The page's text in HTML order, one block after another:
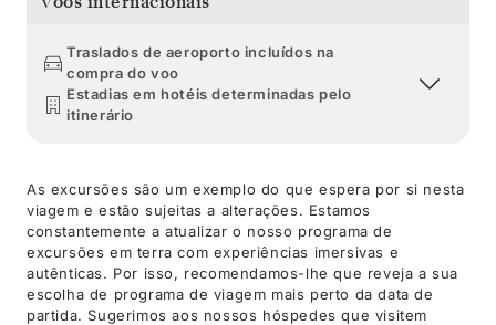
Traslados de aeroporto incluídos na
compra do voo
Estadias em hotéis determinadas pelo
itinerário
As excursões são um exemplo do que espera por si nesta
viagem e estão sujeitas a alterações. Estamos
constantemente a atualizar o nosso programa de
excursões em terra com experiências imersivas e
autênticas. Por isso, recomendamos-lhe que reveja a sua
escolha de programa de viagem mais perto da data de
partida. Sugerimos aos nossos hóspedes que visitem